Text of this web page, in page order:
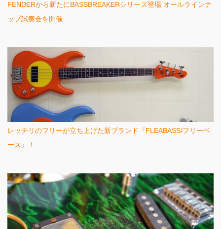
FENDERから新たにBASSBREAKERシリーズ登場 オールラインナ
ップ試奏会を開催
レッチリのフリーが立ち上げた新ブランド『FLEABASS/フリーベ
ース』！